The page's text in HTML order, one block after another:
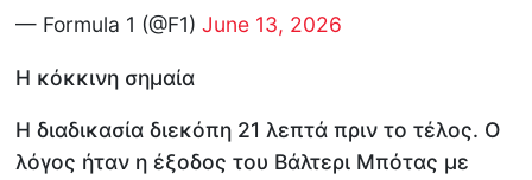
— Formula 1 (@F1)June 13, 2026
Η κόκκινη σημαία
Η διαδικασία διεκόπη 21 λεπτά πριν το τέλος. Ο
λόγος ήταν η έξοδος του Βάλτερι Μπότας με